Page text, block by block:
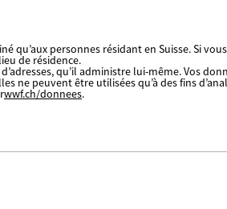
qu’aux personnes résidant en Suisse. Si
de résidence.
qu’il administre lui-même. Vos
ne peuvent être utilisées qu’à des fins
wwf.ch/donnees.